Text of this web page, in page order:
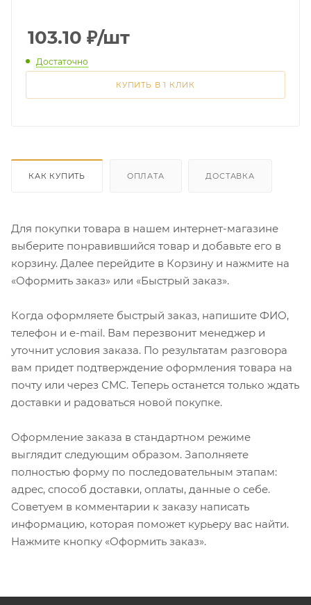
103.10 ₽/шт
Достаточно
КУПИТЬ В 1 КЛИК
КАК КУПИТЬ ОПЛАТА ДОСТАВКА
Для покупки товара в нашем интернет-магазине
выберите понравившийся товар и добавьте его в
корзину. Далее перейдите в Корзину и нажмите на
«Оформить заказ» или «Быстрый заказ».
Когда оформляете быстрый заказ, напишите ФИО,
телефон и e-mail. Вам перезвонит менеджер и
уточнит условия заказа. По результатам разговора
вам придет подтверждение оформления товара на
почту или через СМС. Теперь останется только ждать
доставки и радоваться новой покупке.
Оформление заказа в стандартном режиме
выглядит следующим образом. Заполняете
полностью форму по последовательным этапам:
адрес, способ доставки, оплаты, данные о себе.
Советуем в комментарии к заказу написать
информацию, которая поможет курьеру вас найти.
Нажмите кнопку «Оформить заказ».